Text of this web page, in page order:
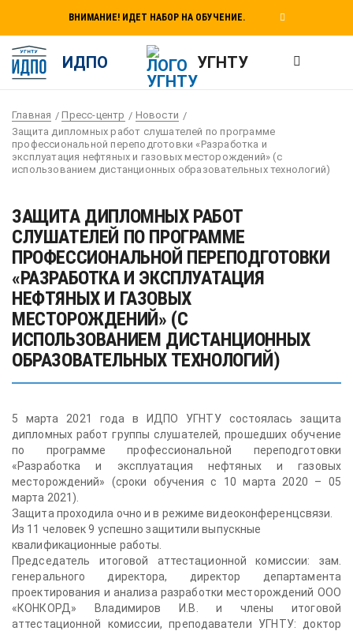
ВНИМАНИЕ! ИДЕТ НАБОР НА ОБУЧЕНИЕ.
ИДПО УГНТУ
Главная Пресс-центр
Новости
Защита дипломных работ слушателей по программе
профессиональной переподготовки «Разработка и
эксплуатация нефтяных и газовых месторождений» (с
использованием дистанционных образовательных технологий)
ЗАЩИТА ДИПЛОМНЫХ РАБОТ
СЛУШАТЕЛЕЙ ПО ПРОГРАММЕ
ПРОФЕССИОНАЛЬНОЙ ПЕРЕПОДГОТОВКИ
«РАЗРАБОТКА И ЭКСПЛУАТАЦИЯ
НЕФТЯНЫХ И ГАЗОВЫХ
МЕСТОРОЖДЕНИЙ» (С
ИСПОЛЬЗОВАНИЕМ ДИСТАНЦИОННЫХ
ОБРАЗОВАТЕЛЬНЫХ ТЕХНОЛОГИЙ)
5 марта 2021 года в ИДПО УГНТУ состоялась защита
дипломных работ группы слушателей, прошедших обучение
по программе профессиональной переподготовки
«Разработка и эксплуатация нефтяных и газовых
месторождений» (сроки обучения с 10 марта 2020 – 05
марта 2021).
Защита проходила очно и в режиме видеоконференцсвязи.
Из 11 человек 9 успешно защитили выпускные
квалификационные работы.
Председатель итоговой аттестационной комиссии: зам.
генерального директора, директор департамента
проектирования и анализа разработки месторождений ООО
«КОНКОРД» Владимиров И.В. и члены итоговой
аттестационной комиссии, преподаватели УГНТУ: доктор